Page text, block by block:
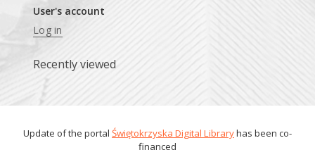
User's account
Log in
Recently viewed
Update of the portal Świętokrzyska Digital Libraryhas been co-
financed